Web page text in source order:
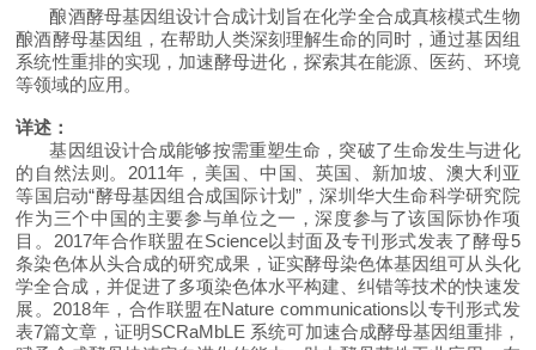
酿酒酵母基因组设计合成计划旨在化学全合成真核模式生物
酿酒酵母基因组，在帮助人类深刻理解生命的同时，通过基因组
系统性重排的实现，加速酵母进化，探索其在能源、医药、环境
等领域的应用。
详述：
基因组设计合成能够按需重塑生命，突破了生命发生与进化
的自然法则。2011年，美国、中国、英国、新加坡、澳大利亚
等国启动“酵母基因组合成国际计划”，深圳华大生命科学研究院
作为三个中国的主要参与单位之一，深度参与了该国际协作项
目。2017年合作联盟在Science以封面及专刊形式发表了酵母5
条染色体从头合成的研究成果，证实酵母染色体基因组可从头化
学全合成，并促进了多项染色体水平构建、纠错等技术的快速发
展。2018年，合作联盟在Nature communications以专刊形式发
表7篇文章，证明SCRaMbLE 系统可加速合成酵母基因组重排，